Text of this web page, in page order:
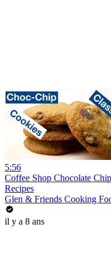
5:56
Coffee Shop Chocolate
Recipes
Glen & Friends Cooking
il y a 8 ans